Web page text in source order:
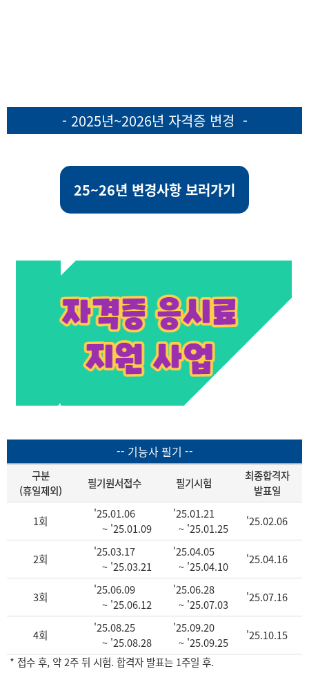
- 2025년~2026년 자격증 변경 -
25~26년 변경사항 보러가기
-- 기능사 필기 --
구분
(휴일제외)
필기원서접수 필기시험
최종합격자
발표일
1회
'25.01.06
~ '25.01.09
'25.01.21
~ '25.01.25
'25.02.06
2회
'25.03.17
~ '25.03.21
'25.04.05
~ '25.04.10
'25.04.16
3회
'25.06.09
~ '25.06.12
'25.06.28
~ '25.07.03
'25.07.16
4회
'25.08.25
~ '25.08.28
'25.09.20
~ '25.09.25
'25.10.15
* 접수 후, 약 2주 뒤 시험. 합격자 발표는 1주일 후.